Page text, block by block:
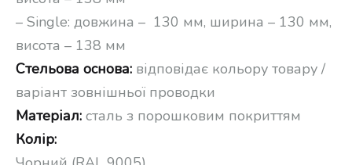
– Single: довжина – 130 мм, ширина – 130 мм,
висота – 138 мм
Стельова основа: відповідає кольору товару /
варіант зовнішньої проводки
Матеріал: сталь з порошковим покриттям
Колір: